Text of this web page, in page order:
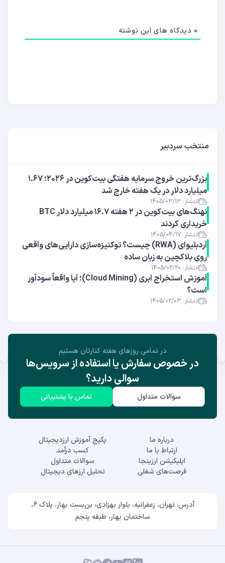
0 دیدکاه های این نوشته
منتخب سردبیر
بزرگ‌ترین خروج سرمایه هفتگی بیت‌کوین در ۲۰۲۶؛ ۱.۶۷
میلیارد دلار در یک هفته خارج شد
انتشار: 1405/03/13
نهنگ‌های بیت‌کوین در ۲ هفته ۱۶.۷ میلیارد دلار BTC
خریداری کردند
انتشار: 1405/04/17
آر‌دبلیوای (RWA) چیست؟ توکنیزه‌سازی دارایی‌های واقعی
روی بلاکچین به زبان ساده
انتشار: 1405/02/20
آموزش استخراج ابری (Cloud Mining)؛ آیا واقعاً سودآور
است؟
انتشار: 1405/02/03
در تمامی روز‌های هفته کنارتان هستیم
در خصوص سفارش یا استفاده از سرویس‌ها
سوالی دارید؟
سوالات متداول تماس با پشتیبانی
درباره ما
ارتباط با ما
اپلیکیشن ارزینجا
فرصت‌های شغلی
پکیج آموزش ارزدیجیتال
کسب درآمد
سوالات متداول
تحلیل ارزهای دیجیتال
آدرس: تهران، زعفرانیه، بلوار بهزادی، بن‌بست بهار، پلاک 6،
ساختمان بهار، طبقه پنجم